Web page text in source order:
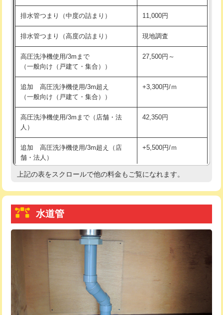
持込商品取付（浄水器・分岐水栓） 16,500円
給水管工事※（ホール加工) 16,500円
給水管工事※（バンド止め) 3,300円
給水管工事※（支持金具設置)
給水管工事※（保温材使用（バンド止
め込み）)
5,500円
給水管工事※（土の掘削・埋め戻し作
業)
11,000円
給水管工事※（塩ビ管（VP・HI）使
用/3ｍまで)
33,000円
給水管工事※（塩ビ管（VP・HI）使
+8,800円
給水管工事※（ライニング鋼管・銅
管・ポリ管・HT管使用/3ｍまで)
給水管工事※（ライニング鋼管・銅
管・ポリ管・HT管使用/3ｍ超え)
排水管工事（土の掘削・埋め戻し作
11,000円~
排水管工事（排水管工事/3ｍまで） 55,000円
排水管つまり（中度の詰まり） 11,000円
排水管つまり（高度の詰まり） 現地調査
高圧洗浄機使用/3mまで
（一般向け（戸建て・集合））
27,500円～
追加 高圧洗浄機使用/3m超え
（一般向け（戸建て・集合））
+3,300円/ｍ
高圧洗浄機使用/3mまで（店舗・法
人）
42,350円
追加 高圧洗浄機使用/3m超え（店
舗・法人）
+5,500円/ｍ
高度高圧洗浄換 現地調査
トーラー機使用/3mまで
追加トーラー機使用/3m超え
8,800円
止水・漏水調査・防水処理・清掃・修
理・調整・分解・加工など（軽作業）
11,000円
上記の表をスクロールで他の料金もご覧になれます。
水道管